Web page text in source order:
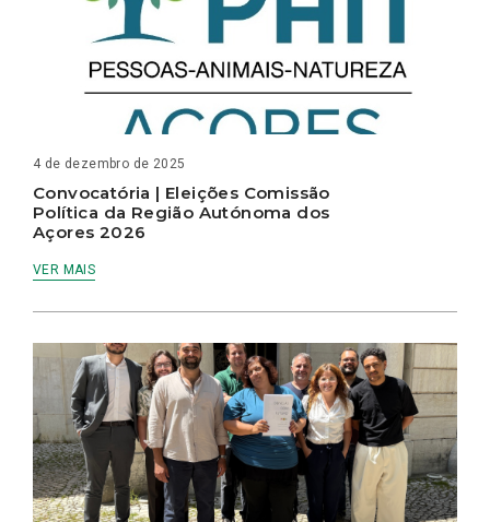
4 de dezembro de 2025
Convocatória | Eleições Comissão
Política da Região Autónoma dos
Açores 2026
VER MAIS